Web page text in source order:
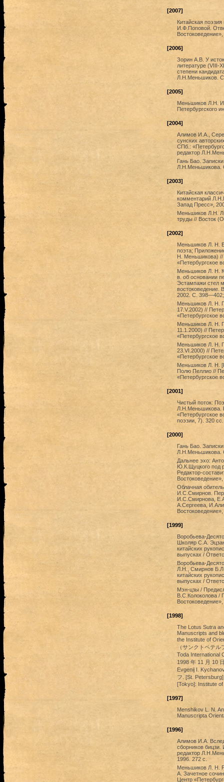
[2007]
Китайская
И.Ф.Поповой.
[2006]
Зорин А.В. У
литературе (VIII-
степени
Л.Н.Меньшиков.
[2005]
Меньшиков Л.Н.
Петербургского
[2004]
Алимов И.А.,
сунских
СПб.:
редактор
Гань Бао.
Л.Н.Меньшикова.
[2003]
Китайская
комментарий
Запад Пресс»,
Меньшиков Л.Н.
труды // Восток
[2002]
Меньшиков Л. Н.
поэта;
Н. Меньшикова) //
«Петербургское
Меньшиков Л. Н.
в. об основании
Эстампажи стел
востоковедение.
2002. С.
Меньшиков Л. Н.
17.V.2002) //
«Петербургское
Меньшиков Л. Н.
11.1.2000) //
«Петербургское
Меньшиков Л. Н.
23.VI.2000) //
«Петербургское
Меньшиков Л. Н.
Полю Пеллио //
«Петербургское
[2001]
Чистый поток:
Л.Н.Меньшикова.
«Петербургское
поэзии, 7). 320 сс.
[2000]
Гань Бао.
Л.Н.Меньшикова.
Дальнее эхо:
Ю.К.Щуцкого под
Редактор-
Облачная
И.С.Смирнов.
И.С.Смирнова,
А.Сергеева,
[1999]
Воробьева-
Школяр С.А.
китайских
выпусках /
Воробьева-
Л.Н., Смирнов
китайских
выпусках /
Мэн-цзы /
В.С.Колоколова /
[1998]
The Lotus Sutra
Manuscripts and
the Institute of
（サンクトペテ
Toda International
1998 年 11 月 10
Evgenij I.
フ. [St.
[Tokyo]: Institute
[1997]
Menshikov L. N.
Manuscripta
[1996]
Алимов И.А.
сборников
редактор
1996. 272 с.
Меньшиков Л. Н.
А. Зачетное
Центр